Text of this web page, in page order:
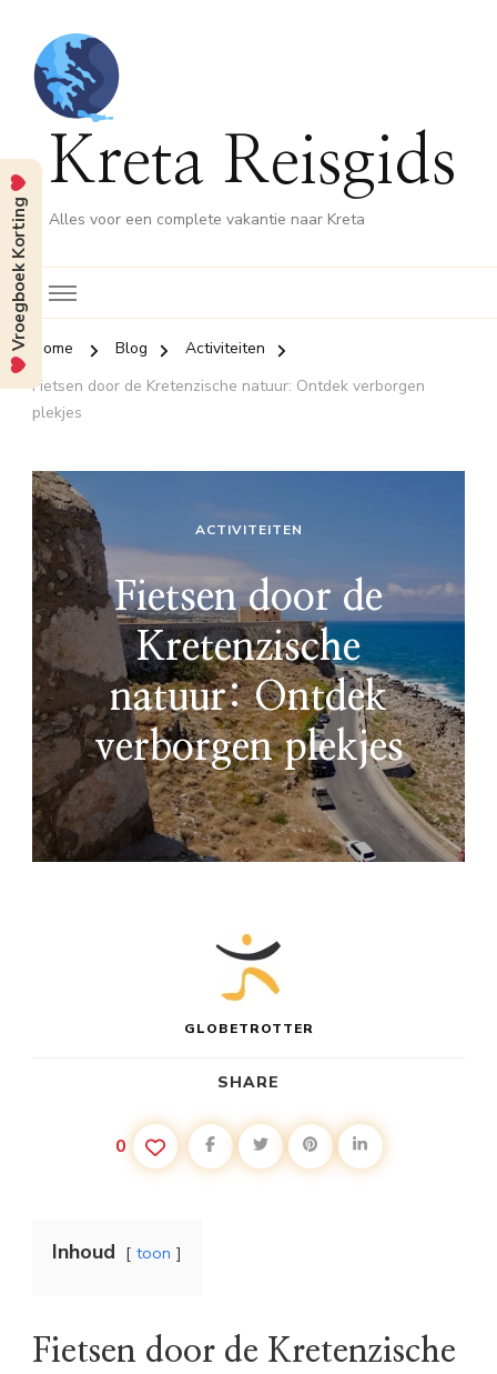
Kreta Reisgids
Alles voor een complete vakantie naar Kreta
Home Blog
Activiteiten
Fietsen door de Kretenzische natuur: Ontdek verborgen
plekjes
ACTIVITEITEN
Fietsen door de
Kretenzische
natuur: Ontdek
verborgen plekjes
GLOBETROTTER
SHARE
0
Inhoud toon
Fietsen door de Kretenzische
Vroegboek Korting